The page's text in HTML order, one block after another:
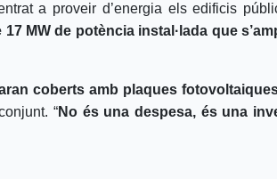
a proveir d’energia els edificis
MW de potència instal·lada que
coberts amb plaques
“No és una despesa, és una